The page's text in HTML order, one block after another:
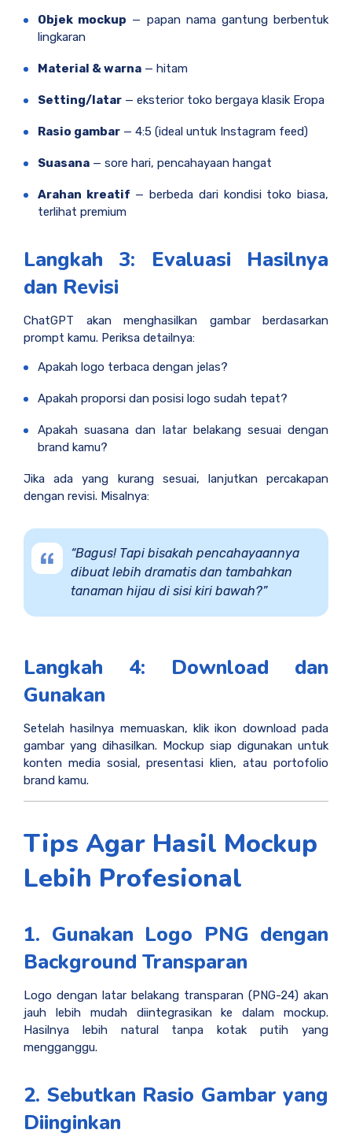
Objek mockup — papan nama gantung berbentuk
lingkaran
Material & warna — hitam
Setting/latar — eksterior toko bergaya klasik Eropa
Rasio gambar — 4:5 (ideal untuk Instagram feed)
Suasana — sore hari, pencahayaan hangat
Arahan kreatif — berbeda dari kondisi toko biasa,
terlihat premium
Langkah 3: Evaluasi Hasilnya
dan Revisi
ChatGPT akan menghasilkan gambar berdasarkan
prompt kamu. Periksa detailnya:
Apakah logo terbaca dengan jelas?
Apakah proporsi dan posisi logo sudah tepat?
Apakah suasana dan latar belakang sesuai dengan
brand kamu?
Jika ada yang kurang sesuai, lanjutkan percakapan
dengan revisi. Misalnya:
“Bagus! Tapi bisakah pencahayaannya
dibuat lebih dramatis dan tambahkan
tanaman hijau di sisi kiri bawah?”
Langkah 4: Download dan
Gunakan
Setelah hasilnya memuaskan, klik ikon download pada
gambar yang dihasilkan. Mockup siap digunakan untuk
konten media sosial, presentasi klien, atau portofolio
brand kamu.
Tips Agar Hasil Mockup
Lebih Profesional
1. Gunakan Logo PNG dengan
Background Transparan
Logo dengan latar belakang transparan (PNG-24) akan
jauh lebih mudah diintegrasikan ke dalam mockup.
Hasilnya lebih natural tanpa kotak putih yang
mengganggu.
2. Sebutkan Rasio Gambar yang
Diinginkan